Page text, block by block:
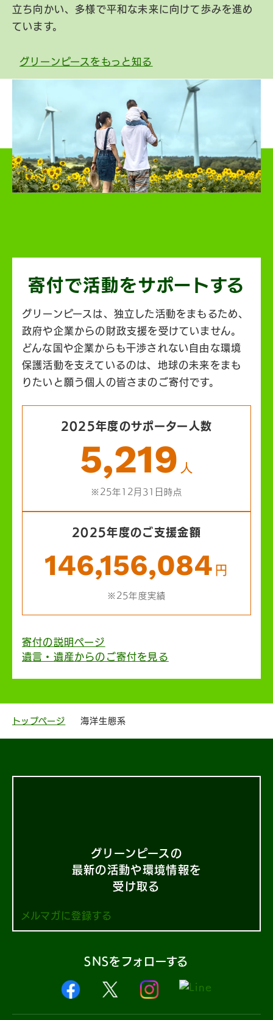
立ち向かい、多様で平和な未来に向けて歩みを進め
ています。
グリーンピースをもっと知る
寄付で活動をサポートする
グリーンピースは、独立した活動をまもるため、
政府や企業からの財政支援を受けていません。
どんな国や企業からも干渉されない自由な環境
保護活動を支えているのは、地球の未来をまも
りたいと願う個人の皆さまのご寄付です。
2025年度のサポーター人数
5,219 人
※25年12月31日時点
2025年度のご支援金額
146,156,084 円
※25年度実績
寄付の説明ページ
遺言・遺産からのご寄付を見る
トップページ 海洋生態系
グリーンピースの
最新の活動や環境情報を
受け取る
メルマガに登録する
SNSをフォローする